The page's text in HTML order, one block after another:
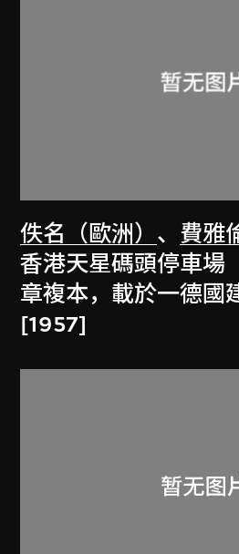
佚名（歐洲） 、 費雅
香港天星碼頭停車場
章複本，載於一德國
[1957]